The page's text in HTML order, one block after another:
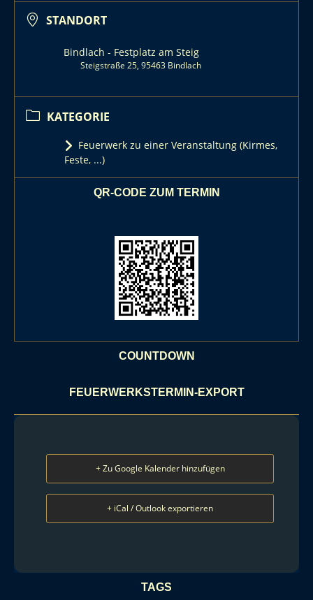
STANDORT
Bindlach - Festplatz am Steig
Steigstraße 25, 95463 Bindlach
KATEGORIE
Feuerwerk zu einer Veranstaltung (Kirmes,
Feste, ...)
QR-CODE ZUM TERMIN
COUNTDOWN
FEUERWERKSTERMIN-EXPORT
+ Zu Google Kalender hinzufügen
+ iCal / Outlook exportieren
TAGS